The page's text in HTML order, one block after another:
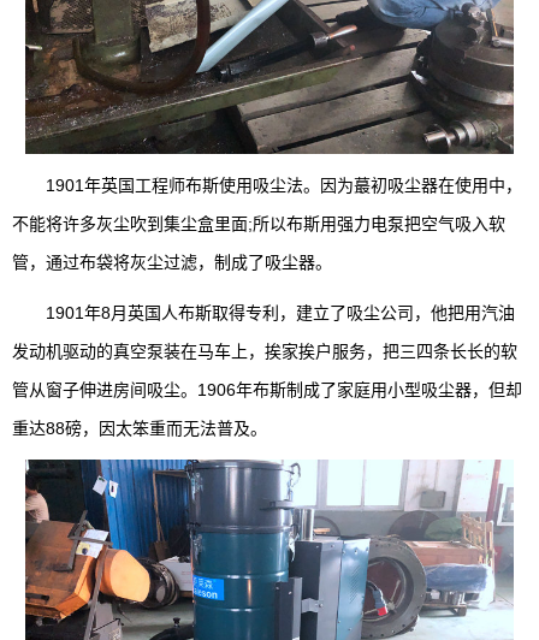
1901年英国工程师布斯使用吸尘法。因为蕞初吸尘器在使用中，
不能将许多灰尘吹到集尘盒里面;所以布斯用强力电泵把空气吸入软
管，通过布袋将灰尘过滤，制成了吸尘器。
1901年8月英国人布斯取得专利，建立了吸尘公司，他把用汽油
发动机驱动的真空泵装在马车上，挨家挨户服务，把三四条长长的软
管从窗子伸进房间吸尘。1906年布斯制成了家庭用小型吸尘器，但却
重达88磅，因太笨重而无法普及。